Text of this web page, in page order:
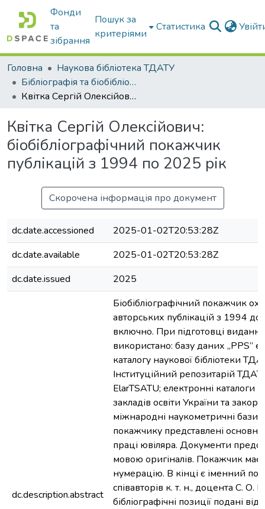
Фонди
та
зібрання
Пошук за
критеріями
Статистика
Головна
Наукова бібліотека ТДАТУ
Бібліографія та біобібліографістика вчених ТДАТУ
Квітка Сергій Олексійович: біобібліографічний покажчик публікацій з 1994 по 2025 рік
Квітка Сергій Олексійович:
біобібліографічний покажчик
публікацій з 1994 по 2025 рік
Скорочена інформація про документ
dc.date.accessioned
2025-01-02T20:53:28Z
dc.date.available
2025-01-02T20:53:28Z
dc.date.issued
2025
dc.description.abstract
Біобібліографічний покажчик
авторських публікацій з 1994
включно. При підготовці
використано: базу даних „PPS”
каталогу наукової бібліотеки
Інституційний репозитарій
ElarTSATU; електронні каталоги
закладів освіти України та
міжнародні наукометричні бази
покажчику представлені основні
праці ювіляра. Документи
мовою оригіналів. Покажчик має
нумерацію. В кінці є іменний
співавторів к. т. н., доцента С. О.
бібліографічні позиції подані